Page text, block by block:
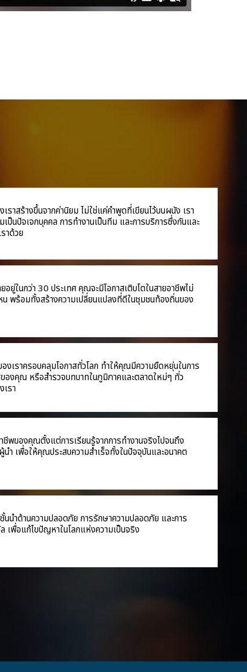
าสร้างขึ้นจากค่านิยม ไม่ใช่แค่คำพูดที่เขียนไว้บนผนัง เรา
ป็นปัจเจกบุคคล การทำงานเป็นทีม และการบริการซึ่งกันและ
าด้วย
อยู่ในกว่า 30 ประเทศ คุณจะมีโอกาสเติบโตในสายอาชีพไม่
น พร้อมทั้งสร้างความเปลี่ยนแปลงที่ดีในชุมชนท้องถิ่นของ
งเราครอบคลุมโอกาสทั่วโลก ทำให้คุณมีความยืดหยุ่นในการ
ของคุณ หรือสำรวจบทบาทในภูมิภาคและตลาดใหม่ๆ ทั่ว
เรา
ชีพของคุณตั้งแต่การเรียนรู้จากการทำงานจริงไปจนถึง
ำ เพื่อให้คุณประสบความสำเร็จทั้งในปัจจุบันและอนาคต
นนำด้านความปลอดภัย การรักษาความปลอดภัย และการ
เพื่อแก้ไขปัญหาในโลกแห่งความเป็นจริง